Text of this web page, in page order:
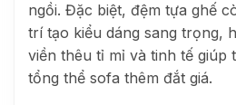
ngồi. Đặc biệt, đệm tựa ghế
trí tạo kiểu dáng sang trọng,
viền thêu tỉ mỉ và tinh tế giúp
tổng thể sofa thêm đắt giá.